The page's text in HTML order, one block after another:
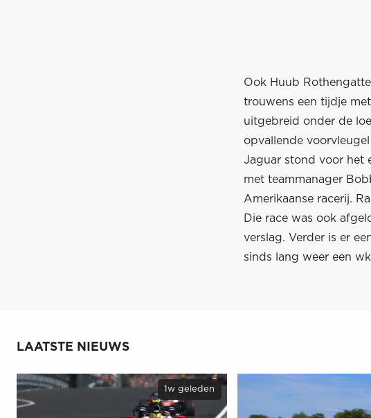
Ook Huub
trouwens een tijdje
uitgebreid onder de
opvallende
Jaguar stond voor het
met teammanager
Amerikaanse racerij.
Die race was ook
verslag. Verder is er
sinds lang weer een
LAATSTE NIEUWS
1w geleden